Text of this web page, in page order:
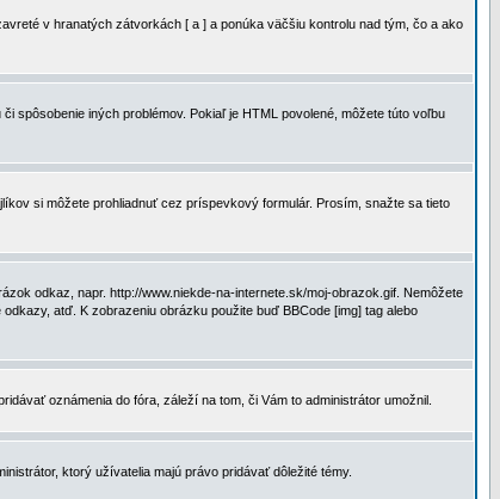
v hranatých zátvorkách [ a ] a ponúka väčšiu kontrolu nad tým, čo a ako
spôsobenie iných problémov. Pokiaľ je HTML povolené, môžete túto voľbu
si môžete prohliadnuť cez príspevkový formulár. Prosím, snažte sa tieto
odkaz, napr. http://www.niekde-na-internete.sk/moj-obrazok.gif. Nemôžete
atď. K zobrazeniu obrázku použite buď BBCode [img] tag alebo
oznámenia do fóra, záleží na tom, či Vám to administrátor umožnil.
ktorý užívatelia majú právo pridávať dôležité témy.